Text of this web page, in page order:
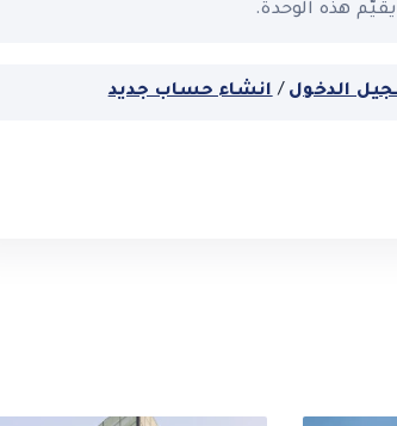
هذه الوحدة.
الدخول /انشاء حساب جديد